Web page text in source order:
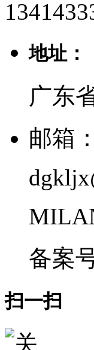
地址：
广东
邮箱：
备案
扫一扫